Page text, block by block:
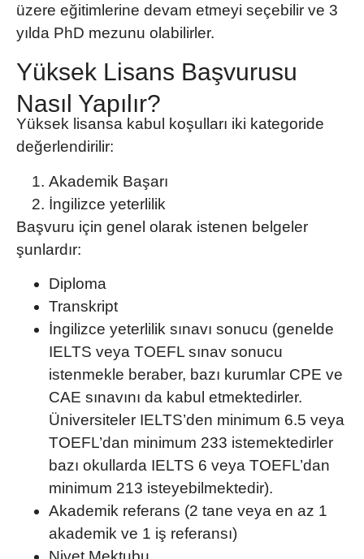
üzere eğitimlerine devam etmeyi seçebilir ve 3
yılda PhD mezunu olabilirler.
Yüksek Lisans Başvurusu
Nasıl Yapılır?
Yüksek lisansa kabul koşulları iki kategoride
değerlendirilir:
Akademik Başarı
İngilizce yeterlilik
Başvuru için genel olarak istenen belgeler
şunlardır:
Diploma
Transkript
İngilizce yeterlilik sınavı sonucu (genelde
IELTS veya TOEFL sınav sonucu
istenmekle beraber, bazı kurumlar CPE ve
CAE sınavını da kabul etmektedirler.
Üniversiteler IELTS’den minimum 6.5 veya
TOEFL’dan minimum 233 istemektedirler
bazı okullarda IELTS 6 veya TOEFL’dan
minimum 213 isteyebilmektedir).
Akademik referans (2 tane veya en az 1
akademik ve 1 iş referansı)